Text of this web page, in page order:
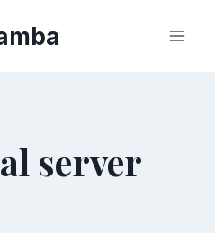
server